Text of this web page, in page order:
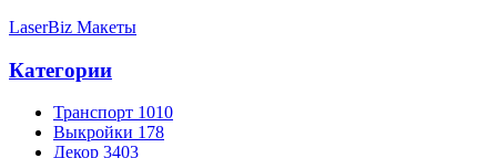
LaserBiz Макеты
Категории
Транспорт 1010
Выкройки 178
Декор 3403